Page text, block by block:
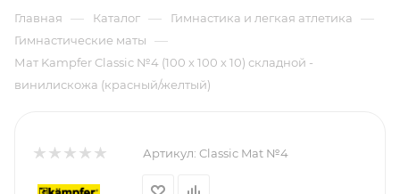
Главная — Каталог — Гимнастика и легкая атлетика —
Гимнастические маты —
Мат Kampfer Classic №4 (100 х 100 х 10) складной -
винилискожа (красный/желтый)
Артикул: Classic Mat №4